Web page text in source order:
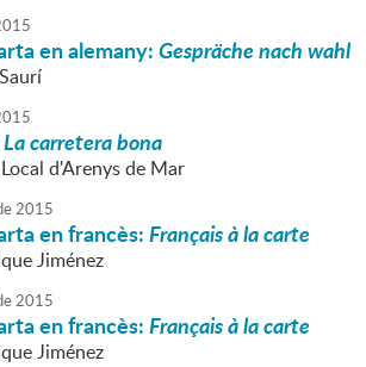
en alemany:Gespräche nach wahl
La carretera bona
d'Arenys de Mar
2015
en francès:Français à la carte
Jiménez
2015
en francès:Français à la carte
Jiménez